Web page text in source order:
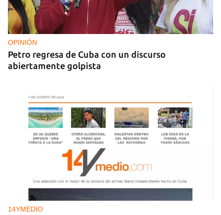
OPINIÓN
Petro regresa de Cuba con un discurso
abiertamente golpista
14YMEDIO